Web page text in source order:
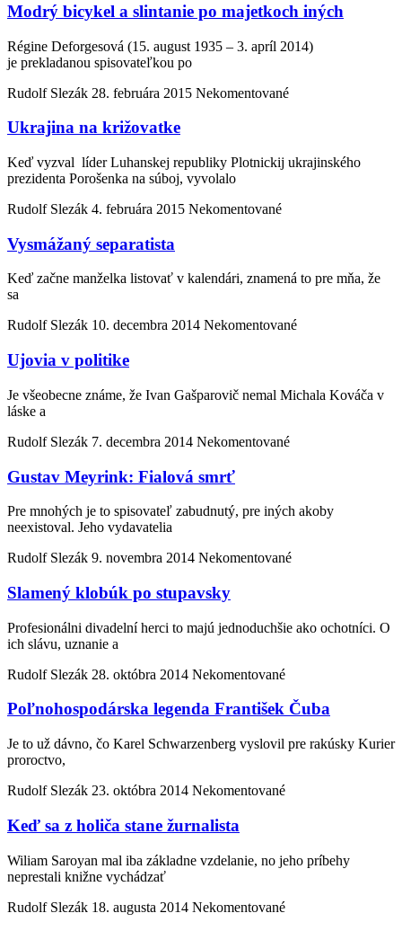
Modrý bicykel a slintanie po majetkoch iných
Régine Deforgesová (15. august 1935 – 3. apríl 2014)
je prekladanou spisovateľkou po
Rudolf Slezák 28. februára 2015 Nekomentované
Ukrajina na križovatke
Keď vyzval líder Luhanskej republiky Plotnickij ukrajinského
prezidenta Porošenka na súboj, vyvolalo
Rudolf Slezák 4. februára 2015 Nekomentované
Vysmážaný separatista
Keď začne manželka listovať v kalendári, znamená to pre mňa, že
sa
Rudolf Slezák 10. decembra 2014 Nekomentované
Ujovia v politike
Je všeobecne známe, že Ivan Gašparovič nemal Michala Kováča v
láske a
Rudolf Slezák 7. decembra 2014 Nekomentované
Gustav Meyrink: Fialová smrť
Pre mnohých je to spisovateľ zabudnutý, pre iných akoby
neexistoval. Jeho vydavatelia
Rudolf Slezák 9. novembra 2014 Nekomentované
Slamený klobúk po stupavsky
Profesionálni divadelní herci to majú jednoduchšie ako ochotníci. O
ich slávu, uznanie a
Rudolf Slezák 28. októbra 2014 Nekomentované
Poľnohospodárska legenda František Čuba
Je to už dávno, čo Karel Schwarzenberg vyslovil pre rakúsky Kurier
proroctvo,
Rudolf Slezák 23. októbra 2014 Nekomentované
Keď sa z holiča stane žurnalista
Wiliam Saroyan mal iba základne vzdelanie, no jeho príbehy
neprestali knižne vychádzať
Rudolf Slezák 18. augusta 2014 Nekomentované